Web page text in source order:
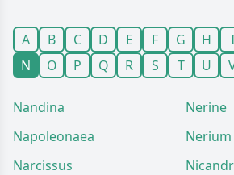
A B C D E F G H I
N
O P Q R S T U
Nandina
Napoleonaea
Narcissus
Nerine
Nerium